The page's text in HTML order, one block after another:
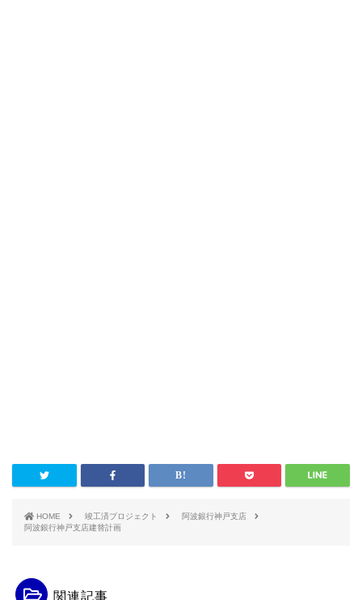
HOME 竣工済プロジェクト
阿波銀行神戸支店
阿波銀行神戸支店建替計画
関連記事